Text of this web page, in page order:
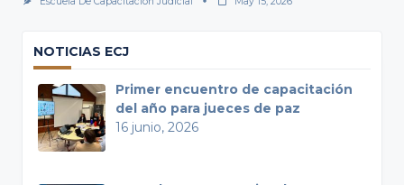
NOTICIAS ECJ
Primer encuentro de capacitación
del año para jueces de paz
16 junio, 2026